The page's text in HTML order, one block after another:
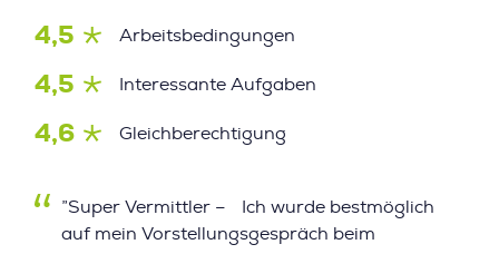
4,5 Arbeitsbedingungen
4,5 Interessante Aufgaben
4,6 Gleichberechtigung
”Super Vermittler – Ich wurde bestmöglich
auf mein Vorstellungsgespräch beim